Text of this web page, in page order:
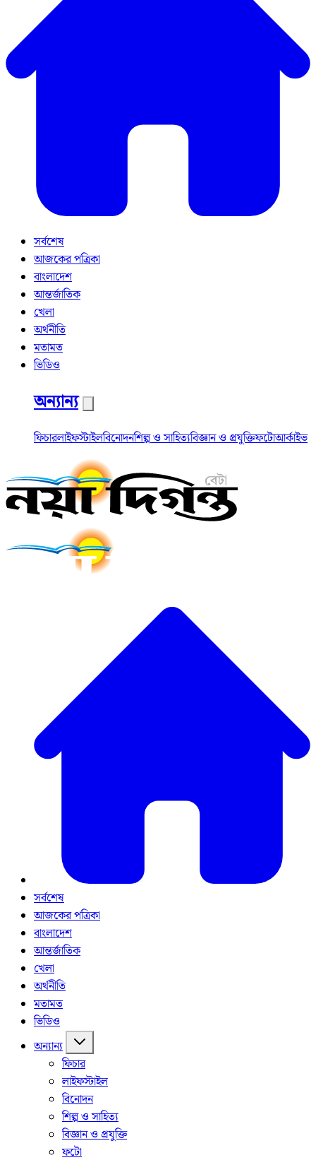
সর্বশেষ
আজকের পত্রিকা
বাংলাদেশ
আন্তর্জাতিক
খেলা
অর্থনীতি
মতামত
ভিডিও
অন্যান্য
ফিচারলাইফস্টাইলবিনোদনশিল্প ও সাহিত্যবিজ্ঞান ও প্রযুক্তিফটোআর্কাইভ
সর্বশেষ
আজকের পত্রিকা
বাংলাদেশ
আন্তর্জাতিক
খেলা
অর্থনীতি
মতামত
ভিডিও
অন্যান্য
ফিচার
লাইফস্টাইল
বিনোদন
শিল্প ও সাহিত্য
বিজ্ঞান ও প্রযুক্তি
ফটো